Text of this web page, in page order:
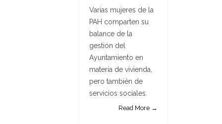
Varias mujeres de la
PAH comparten su
balance de la
gestión del
Ayuntamiento en
materia de vivienda,
pero también de
servicios sociales.
Read More →